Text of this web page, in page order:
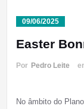
09/06/2025
Easter
Por Pedro Leite
No âmbito do